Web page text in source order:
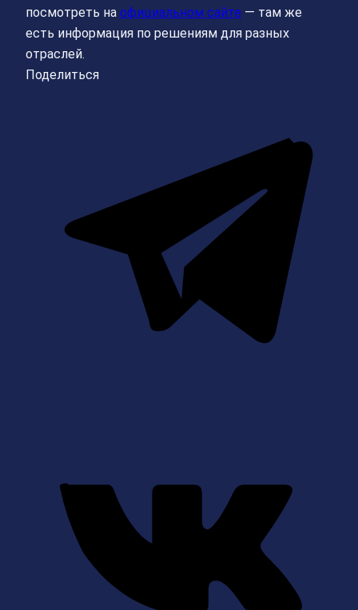
посмотреть на официальном сайте — там же
есть информация по решениям для разных
отраслей.
Поделиться